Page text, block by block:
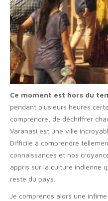
Ce moment est hors du
pendant plusieurs heures
comprendre, de déchiffrer
Varanasi est une ville
Difficile à comprendre
connaissances et nos
appris sur la culture indienne
reste du pays.
Je comprends alors une